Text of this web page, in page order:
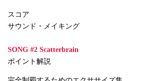
スコア
サウンド・メイキング
SONG #2 Scatterbrain
ポイント解説